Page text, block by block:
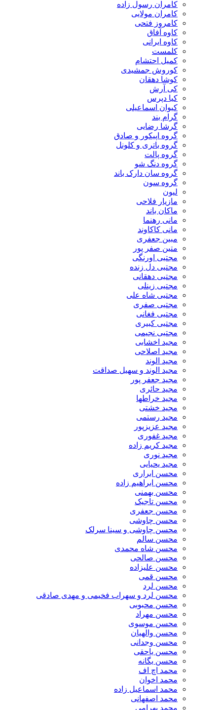
کامران رسول زاده
کامران مولایی
کامروز فتحی
کاوه آفاق
کاوه ایرانی
کلمست
کمیل احتشام
کوروش جمشیدی
کوشا دهقان
کی آرش
کیا دپرس
کیوان اسماعیلی
گرام بند
گرشا رضایی
گروه اپیکور و صادق
گروه باتری و کلونل
گروه پالت
گروه دنگ شو
گروه سان دارک باند
گروه سون
لیون
مازیار فلاحی
ماکان باند
مانی رهنما
مانی کاکاوند
مبین جعفری
متین صفر پور
مجتبی اورنگی
مجتبی دل زنده
مجتبی دهقانی
مجتبی زینلی
مجتبی شاه علی
مجتبی صفری
مجتبی فغانی
مجتبی کبیری
مجتبی نجیمی
مجید اخشابی
مجید اصلاحی
مجید الوند‎
مجید الوند و سهیل صداقت
مجید جعفر پور
مجید حائری
مجید خراطها
مجید خشتی
مجید رستمی
مجید عزیزپور
مجید غفوری
مجید کریم زاده
مجید نوری
مجید یحیایی
محسن ابراری
محسن ابراهیم زاده
محسن بهمنی
محسن تاجیک
محسن جعفری
محسن چاوشی
محسن چاوشی و سینا سرلک
محسن سالم
محسن شاه محمدی
محسن صالحی
محسن علیزاده
محسن قمی
محسن لرد
محسن لرد و سهراب فخیمی و مهدی صادقی
محسن محبوبی
محسن مهراد
محسن موسوی
محسن والهیان
محسن وجدانی
محسن یاحقی
محسن یگانه
محمد اچ اف
محمد اخوان
محمد اسماعیل زاده
محمد اصفهانی
محمد بهرامی